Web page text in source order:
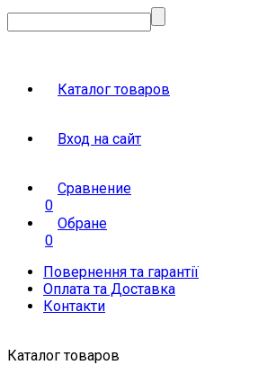
Каталог товаров
Вход на сайт
Сравнение
0
Обране
0
Повернення та гарантії
Оплата та Доставка
Контакти
Каталог товаров